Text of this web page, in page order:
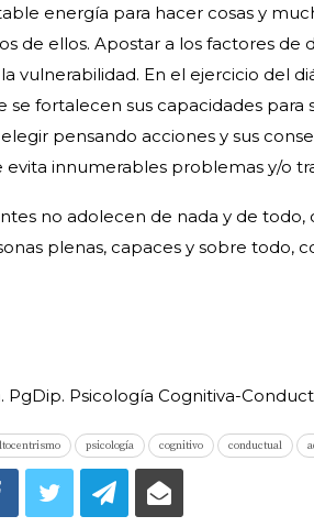
energía para hacer cosas y
de ellos. Apostar a los factores de
vulnerabilidad. En el ejercicio del
se fortalecen sus capacidades para
pensando acciones y sus
innumerables problemas y/o
no adolecen de nada y de
plenas, capaces y sobre todo,
PgDip. Psicología Cognitiva-
psicología cognitivo conductual